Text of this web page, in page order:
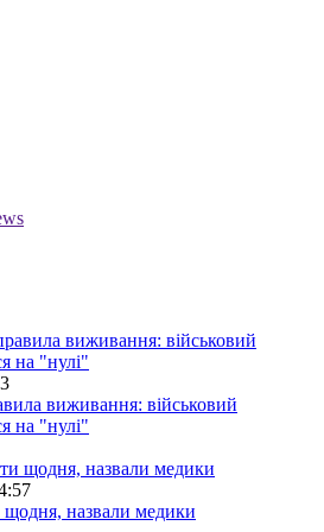
виживання: військовий
на "нулі"
щодня, назвали медики